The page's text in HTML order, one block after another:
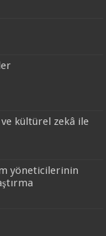
kültürel zekâ ile
yöneticilerinin